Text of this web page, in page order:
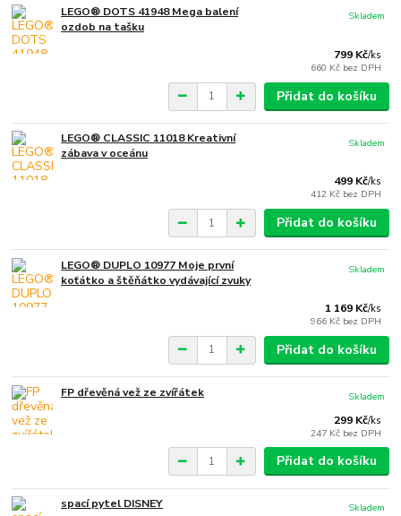
LEGO® DOTS 41948 Mega balení
ozdob na tašku
799 Kč/ks
660 Kč bez DPH
Skladem
Přidat do košíku
LEGO® CLASSIC 11018 Kreativní
zábava v oceánu
499 Kč/ks
412 Kč bez DPH
Skladem
Přidat do košíku
LEGO® DUPLO 10977 Moje první
koťátko a štěňátko vydávající zvuky
1 169 Kč/ks
966 Kč bez DPH
Skladem
Přidat do košíku
FP dřevěná vež ze zvířátek
299 Kč/ks
247 Kč bez DPH
Skladem
Přidat do košíku
spací pytel DISNEY
Skladem